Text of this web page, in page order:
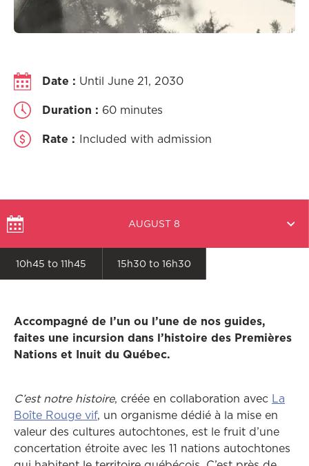
Date : Until June 21, 2030
Duration : 60 minutes
Rate : Included with admission
AUGUST 8
a
date
10h45 to 11h45
15h30 to 16h30
Accompagné de l’un ou l’une de nos guides,
faites une incursion dans l’histoire des Premières
Nations et Inuit du Québec.
C’est notre histoire, créée en collaboration avec La
Boîte Rouge vif, un organisme dédié à la mise en
valeur des cultures autochtones, est le fruit d’une
concertation étroite avec les 11 nations autochtones